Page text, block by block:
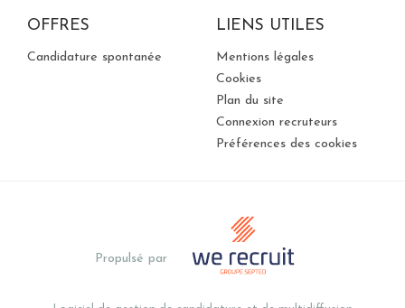
OFFRES
Candidature spontanée
LIENS UTILES
Mentions légales
Cookies
Plan du site
Connexion recruteurs
Préférences des cookies
Propulsé par